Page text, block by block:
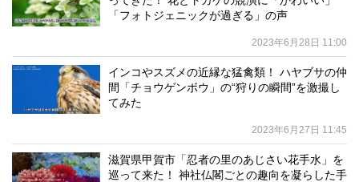
「フォトジェニックが過ぎる」の声
2023年6月28日 11:00
インコやスズメの近縁な猛禽類！ ハヤブサの仲
間「チョウゲンボウ」の“狩りの瞬間”を激撮し
てみた
2023年6月27日 11:45
滋賀県甲賀市「忍者の里のあじさい花手水」を
巡って来た！ 神社仏閣ごとの趣向を凝らした手